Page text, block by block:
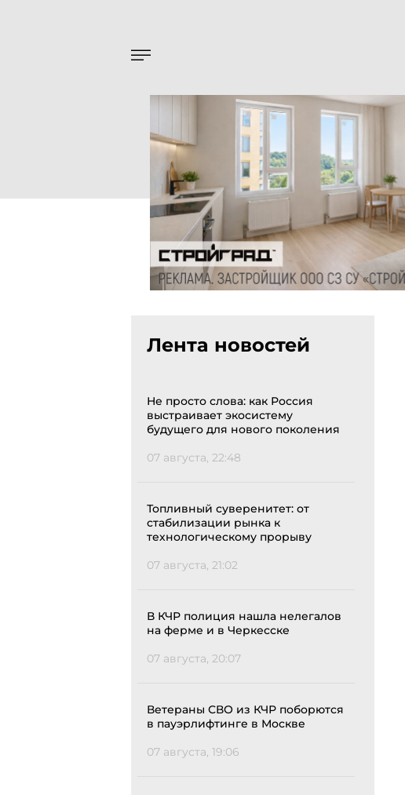
Лента новостей
Не просто слова: как Россия
выстраивает экосистему
будущего для нового поколения
07 августа, 22:48
Топливный суверенитет: от
стабилизации рынка к
технологическому прорыву
07 августа, 21:02
В КЧР полиция нашла нелегалов
на ферме и в Черкесске
07 августа, 20:07
Ветераны СВО из КЧР поборются
в пауэрлифтинге в Москве
07 августа, 19:06